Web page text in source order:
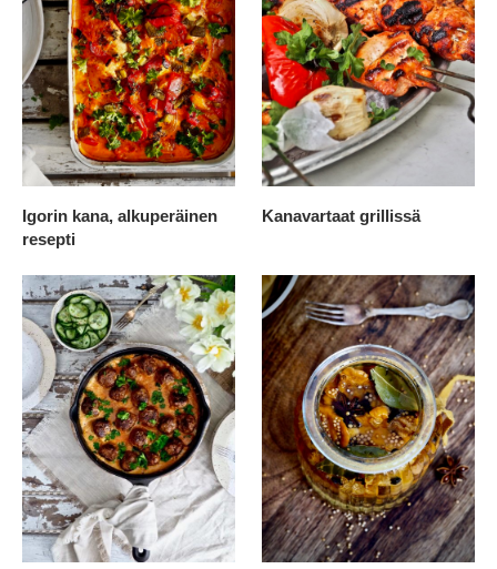
Igorin kana, alkuperäinen
resepti
Kanavartaat grillissä